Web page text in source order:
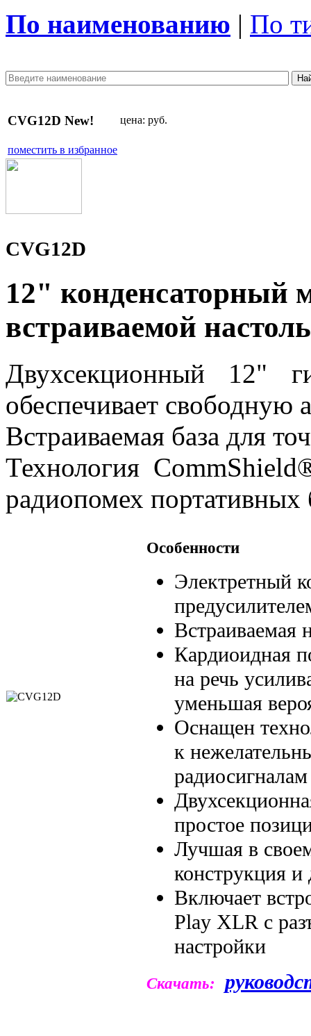
По наименованию | По
CVG12D New! цена: руб.
поместить в избранное
CVG12D
12" конденсаторный
встраиваемой
Двухсекционный 12"
обеспечивает свободную
Встраиваемая база для
Технология
радиопомех портативных
Особенности
Электретный
Встраиваемая
Кардиоидная
на речь
уменьшая
Оснащен
к
радиосигналам
простое
Лучшая в
конструкция и
Включает
Play XLR с
настройки
Скачать: